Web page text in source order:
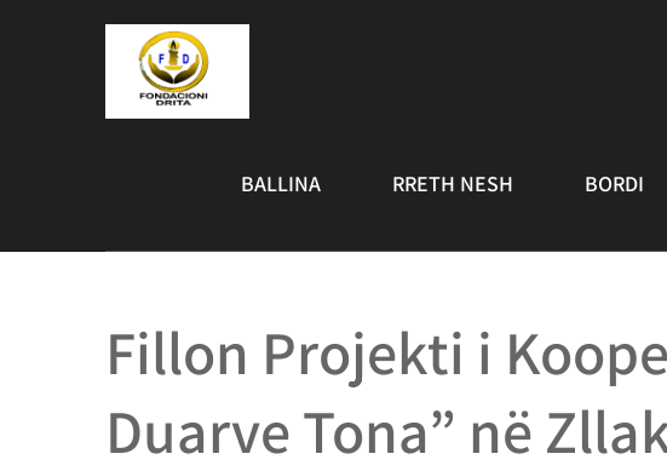
BALLINA RRETH NESH BORDI
Fillon Projekti i
Duarve Tona” në